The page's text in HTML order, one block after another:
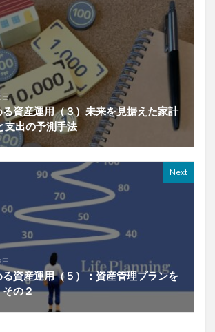
資産運用（３）未来を見据えた家計
支出の予測手法
Next
資産運用（５）：資産管理プランを
その２